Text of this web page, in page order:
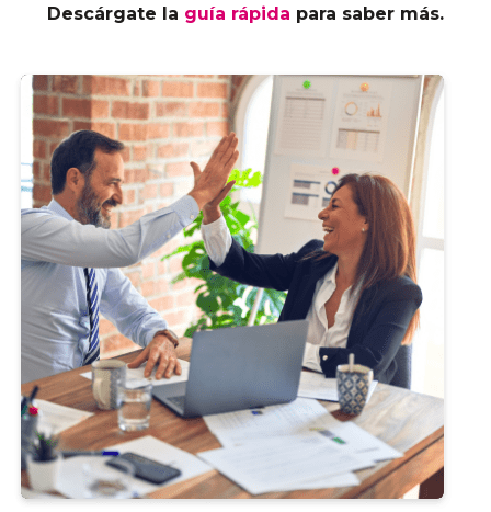
Descárgate la guía rápida para saber más.